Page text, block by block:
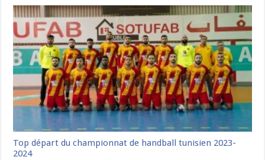
Top départ du championnat de handball tunisien 2023-
2024